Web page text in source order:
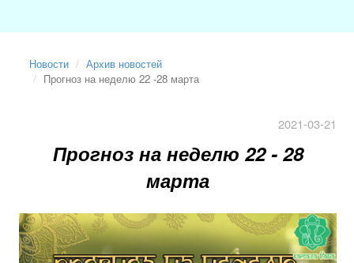
Новости
Архив новостей
Прогноз на неделю 22 -28 марта
2021-03-21
Прогноз на неделю 22 - 28
марта